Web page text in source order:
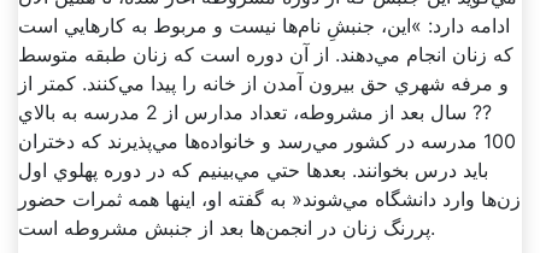
ادامه دارد: »اين، جنبشِ نام‌ها نيست و مربوط به کار‌هايي است
که زنان انجام مي‌دهند. از آن دوره است که زنان طبقه متوسط
و مرفه شهري حق بيرون آمدن از خانه را پيدا مي‌کنند. کمتر از
?? سال بعد از مشروطه، تعداد مدارس از 2 مدرسه به بالاي
100 مدرسه در کشور مي‌رسد و خانواده‌ها مي‌پذيرند که دختران
بايد درس بخوانند. بعد‌ها حتي مي‌بينيم که در دوره پهلوي اول
زن‌ها وارد دانشگاه مي‌شوند« به گفته او، اينها همه ثمرات حضور
پررنگ زنان در انجمن‌ها بعد از جنبش مشروطه است.